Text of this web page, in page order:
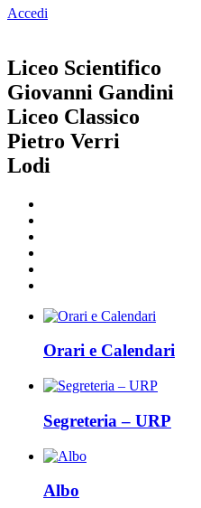
Accedi
Liceo Scientifico
Giovanni Gandini
Liceo Classico
Pietro Verri
Lodi
Orari e Calendari
Segreteria – URP
Albo